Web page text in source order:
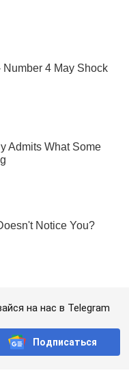
на нас в Telegram
Подписаться